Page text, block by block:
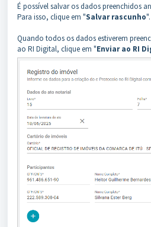
É possível salvar os dados preenchidos
Para isso, clique em "Salvar rascunho".
Quando todos os dados estiverem
ao RI Digital, clique em "Enviar ao RI